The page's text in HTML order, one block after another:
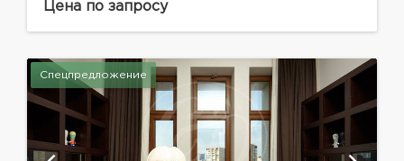
Крестовоздвиженском переулке Москвы — это
Цена по запросу
Спецпредложение